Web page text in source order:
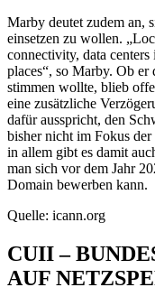
Marby deutet zudem an,
einsetzen zu wollen.
connectivity, data
places“, so Marby. Ob
stimmen wollte, blieb
eine zusätzliche
dafür ausspricht, den
bisher nicht im Fokus
in allem gibt es damit
man sich vor dem Jahr
Domain bewerben kann.
Quelle: icann.org
CUII –
AUF